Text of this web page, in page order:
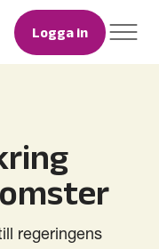
Logga in
regeringens